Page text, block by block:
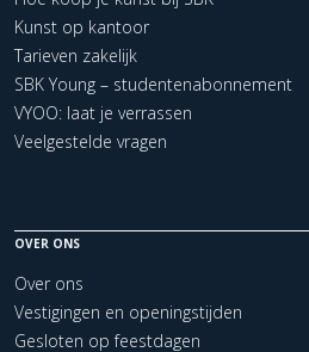
Kunst op kantoor
Tarieven zakelijk
SBK Young – studentenabonnement
VYOO: laat je verrassen
Veelgestelde vragen
OVER ONS
Over ons
Vestigingen en openingstijden
Gesloten op feestdagen